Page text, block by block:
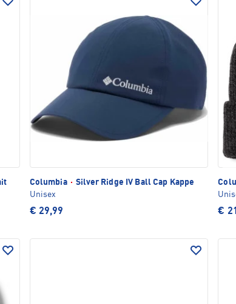
Columbia · Silver Ridge IV Ball Cap Kappe
Unisex
€ 29,99 €